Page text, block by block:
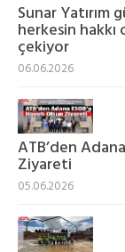
Sunar Yatırım
herkesin
çekiyor
06.06.2026
ATB’den Adana
Ziyareti
05.06.2026